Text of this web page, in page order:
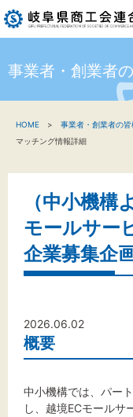
事業者・創業者
HOME 事業者・創業者の皆
マッチング情報詳細
（中小機構
モールサー
企業募集企
2026.06.02
概要
中小機構では、パー
し、越境ECモールサ